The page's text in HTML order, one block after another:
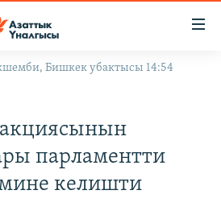
Бишкек убактысы 14:54
парламентти
келишти